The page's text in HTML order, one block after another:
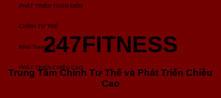
PHÁT TRIỂN TOÀN DIỆN
CHỈNH TƯ THẾ
Khai Truong CN 2
PHÁT TRIỂN CHIỀU CAO
247FITNESS
Trung Tâm Chỉnh Tư Thế và Phát Triển Chiều
Cao